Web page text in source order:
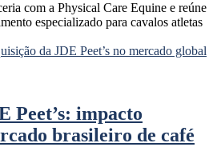
com a Physical Care Equine e reúne
especializado para cavalos atletas
Peet’s: impacto
brasileiro de café